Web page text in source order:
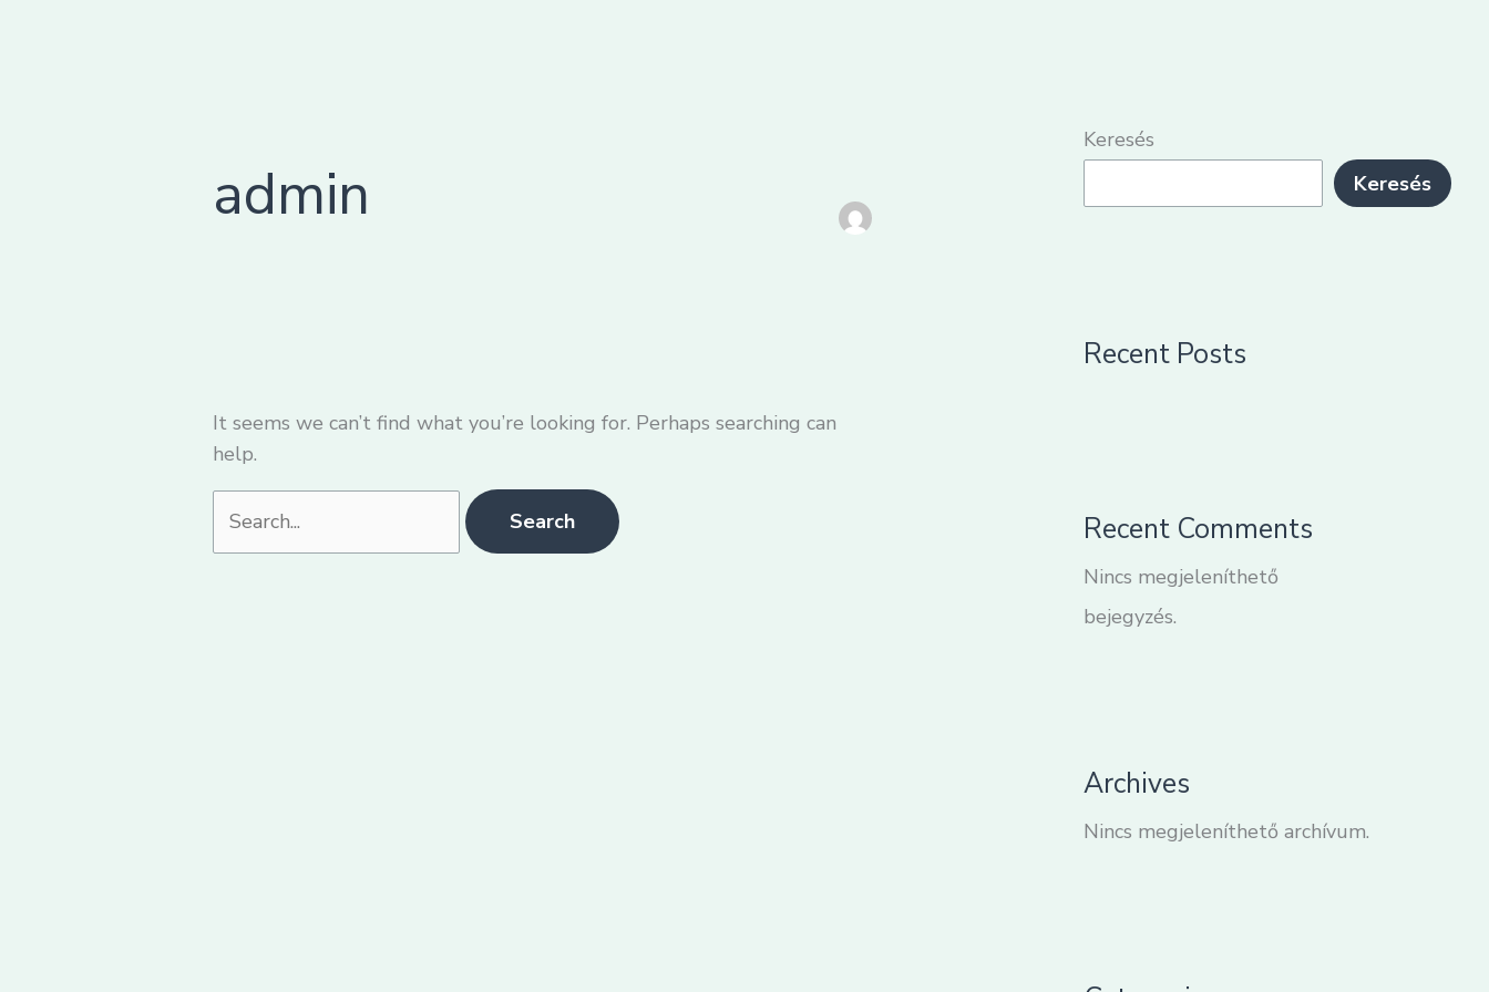
admin
It seems we can’t find what you’re looking for. Perhaps searching can
help.
Keresés
Keresés
Recent Posts
Recent Comments
Nincs megjeleníthető
bejegyzés.
Archives
Nincs megjeleníthető archívum.